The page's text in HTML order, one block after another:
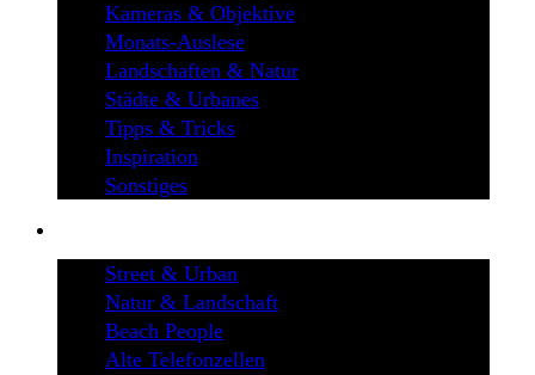
Kameras & Objektive
Monats-Auslese
Landschaften & Natur
Städte & Urbanes
Tipps & Tricks
Inspiration
Sonstiges
Street & Urban
Natur & Landschaft
Beach People
Alte Telefonzellen